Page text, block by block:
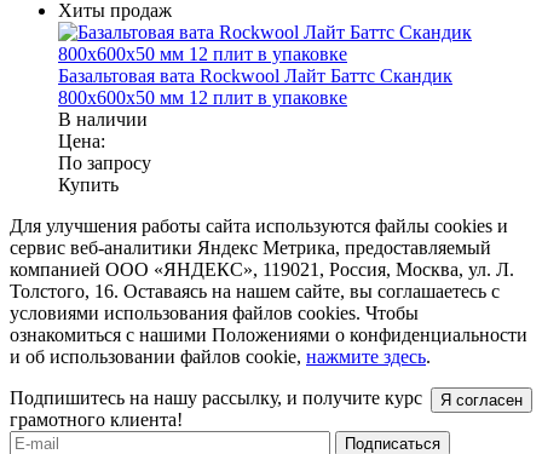
Хиты продаж
Базальтовая вата Rockwool Лайт Баттс Скандик
800x600x50 мм 12 плит в упаковке
В наличии
Цена:
По запросу
Купить
Для улучшения работы сайта используются файлы cookies и
сервис веб-аналитики Яндекс Метрика, предоставляемый
компанией ООО «ЯНДЕКС», 119021, Россия, Москва, ул. Л.
Толстого, 16. Оставаясь на нашем сайте, вы соглашаетесь с
условиями использования файлов cookies. Чтобы
ознакомиться с нашими Положениями о конфиденциальности
и об использовании файлов cookie, нажмите здесь.
Я согласен
Подпишитесь на нашу рассылку, и получите курс
грамотного клиента!